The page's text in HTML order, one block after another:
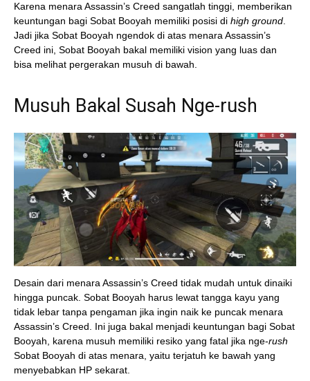
Karena menara Assassin’s Creed sangatlah tinggi, memberikan
keuntungan bagi Sobat Booyah memiliki posisi di high ground
Jadi jika Sobat Booyah ngendok di atas menara Assassin’s
Creed ini, Sobat Booyah bakal memiliki vision yang luas dan
bisa melihat pergerakan musuh di bawah.
Musuh Bakal Susah Nge-rush
Desain dari menara Assassin’s Creed tidak mudah untuk dinaiki
hingga puncak. Sobat Booyah harus lewat tangga kayu yang
tidak lebar tanpa pengaman jika ingin naik ke puncak menara
Assassin’s Creed. Ini juga bakal menjadi keuntungan bagi Sobat
Booyah, karena musuh memiliki resiko yang fatal jika nge-rush
Sobat Booyah di atas menara, yaitu terjatuh ke bawah yang
menyebabkan HP sekarat.